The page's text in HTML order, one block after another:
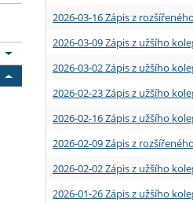
2026-03-16 Zápis z
2026-03-09 Zápis z užšího
2026-03-02 Zápis z užšího
2026-02-23 Zápis z užšího
2026-02-16 Zápis z užšího
2026-02-09 Zápis z
2026-02-02 Zápis z užšího
2026-01-26 Zápis z užšího